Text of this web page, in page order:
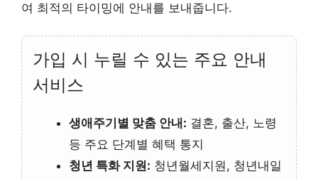
여 최적의 타이밍에 안내를 보내줍니다.
가입 시 누릴 수 있는 주요 안내
서비스
생애주기별 맞춤 안내: 결혼, 출산, 노령
등 주요 단계별 혜택 통지
청년 특화 지원: 청년월세지원, 청년내일